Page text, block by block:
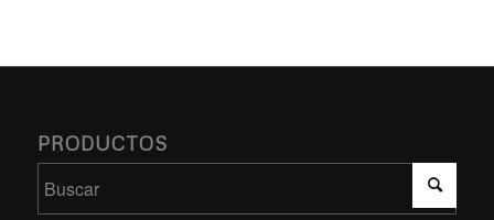
PRODUCTOS